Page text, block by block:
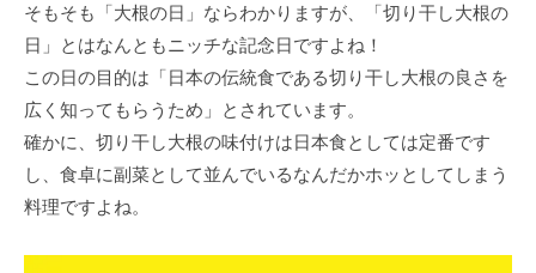
そもそも「大根の日」ならわかりますが、「切り干し大根の
日」とはなんともニッチな記念日ですよね！
この日の目的は「日本の伝統食である切り干し大根の良さを
広く知ってもらうため」とされています。
確かに、切り干し大根の味付けは日本食としては定番です
し、食卓に副菜として並んでいるなんだかホッとしてしまう
料理ですよね。